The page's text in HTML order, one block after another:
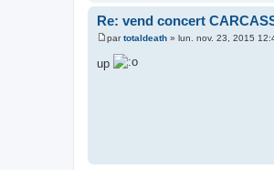
Re: vend concert
M
s
partotaldeath » lun. nov. 23, 2015
up